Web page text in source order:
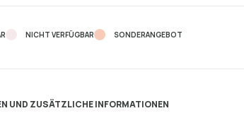
NICHT VERFÜGBAR SONDERANGEBOT
UND ZUSÄTZLICHE INFORMATIONEN